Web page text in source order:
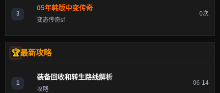
3
05年韩版中变传奇
变态传奇sf
0次
最新攻略
1
装备回收和转生路线解析
攻略
06-14